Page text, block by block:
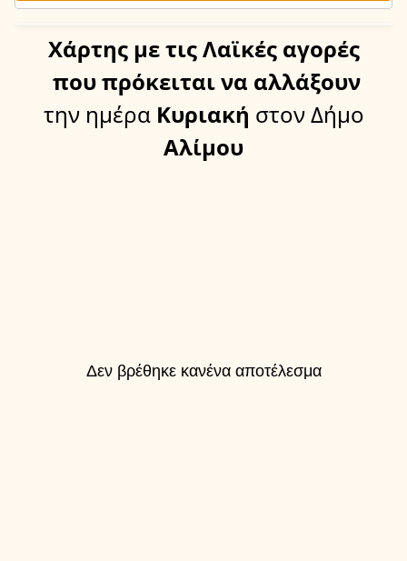
Χάρτης με τις Λαϊκές αγορές
που πρόκειται να αλλάξουν
την ημέραΚυριακή στον Δήμο
Αλίμου
Δεν βρέθηκε κανένα αποτέλεσμα